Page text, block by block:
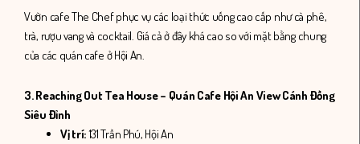
Vườn cafe The Chef phục vụ các loại thức uống cao cấp như cà phê,
trà, rượu vang và cocktail. Giá cả ở đây khá cao so với mặt bằng chung
của các quán cafe ở Hội An.
3. Reaching Out Tea House – Quán Cafe Hội An View Cánh Đồng
Siêu Đỉnh
Vị trí:131 Trần Phú, Hội An